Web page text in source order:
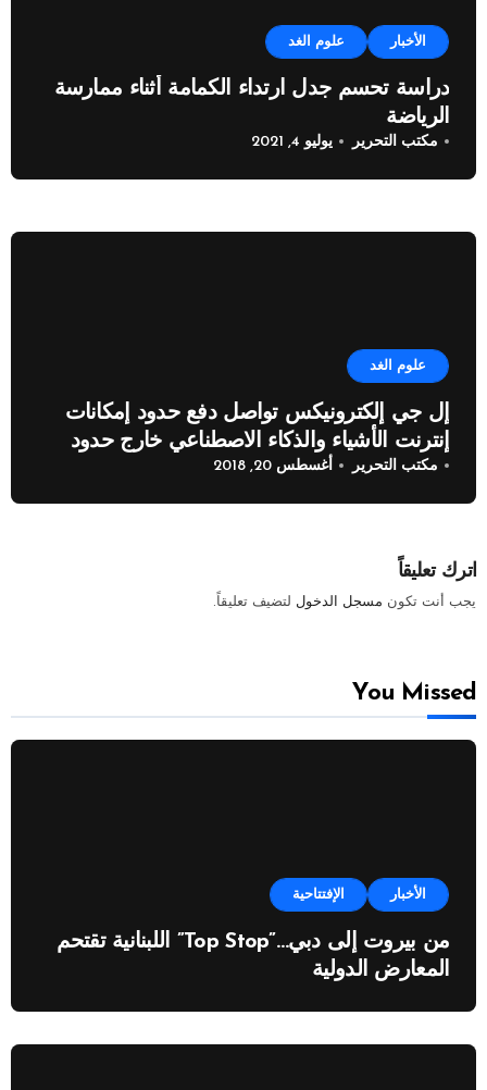
الأخبار علوم الغد
دراسة تحسم جدل ارتداء الكمامة أثناء ممارسة
الرياضة
مكتب التحرير يوليو 4, 2021
علوم الغد
إل جي إلكترونيكس تواصل دفع حدود إمكانات
إنترنت الأشياء والذكاء الاصطناعي خارج حدود
القطاع المنزلي
مكتب التحرير أغسطس 20, 2018
اترك تعليقاً
يجب أنت تكون مسجل الدخول لتضيف تعليقاً.
You Missed
الأخبار الإفتتاحية
من بيروت إلى دبي…”Top Stop” اللبنانية تقتحم
المعارض الدولية